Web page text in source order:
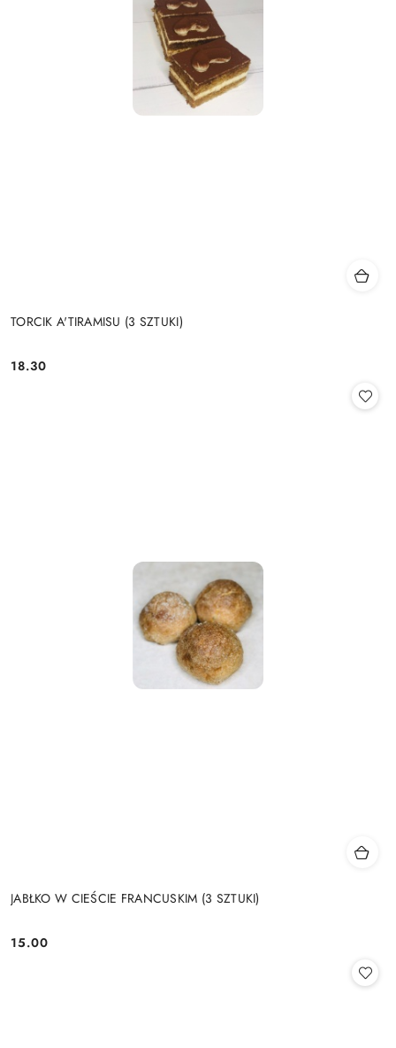
TORCIK A'TIRAMISU (3 SZTUKI)
Cena:
18.30
JABŁKO W CIEŚCIE FRANCUSKIM (3 SZTUKI)
Cena:
15.00